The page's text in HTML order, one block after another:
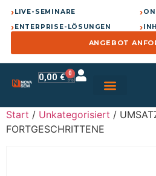
›LIVE-SEMINARE ›
›ENTERPRISE-LÖSUNGEN ›
ANGEBOT
0,00 € 0
Start / Unkategorisiert /
FORTGESCHRITTENE